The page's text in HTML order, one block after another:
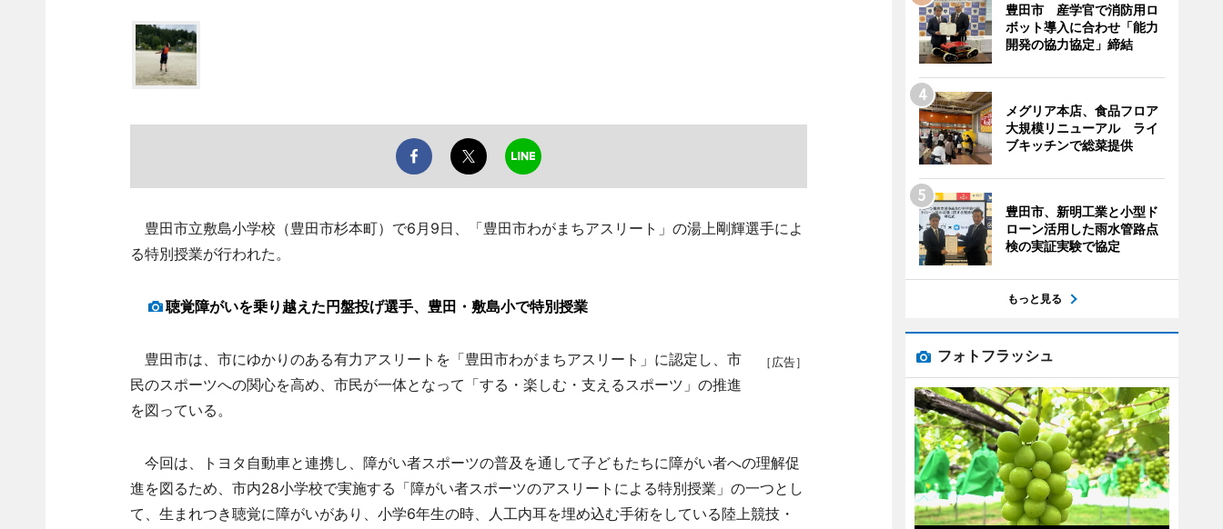
豊田市立敷島小学校（豊田市杉本町）で6月9日、「豊田市わがまちアスリート」の湯上剛輝選手によ
る特別授業が行われた。
聴覚障がいを乗り越えた円盤投げ選手、豊田・敷島小で特別授業
［広告］
豊田市は、市にゆかりのある有力アスリートを「豊田市わがまちアスリート」に認定し、市
民のスポーツへの関心を高め、市民が一体となって「する・楽しむ・支えるスポーツ」の推進
を図っている。
今回は、トヨタ自動車と連携し、障がい者スポーツの普及を通して子どもたちに障がい者への理解促
進を図るため、市内28小学校で実施する「障がい者スポーツのアスリートによる特別授業」の一つとし
て、生まれつき聴覚に障がいがあり、小学6年生の時、人工内耳を埋め込む手術をしている陸上競技・
豊田市 産学官で消防用ロ
ボット導入に合わせ「能力
開発の協力協定」締結
メグリア本店、食品フロア
大規模リニューアル ライ
ブキッチンで総菜提供
豊田市、新明工業と小型ド
ローン活用した雨水管路点
検の実証実験で協定
もっと見る
フォトフラッシュ